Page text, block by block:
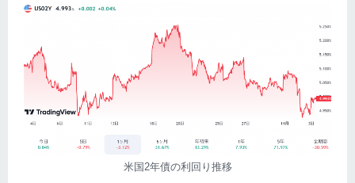
米国2年債の利回り推移